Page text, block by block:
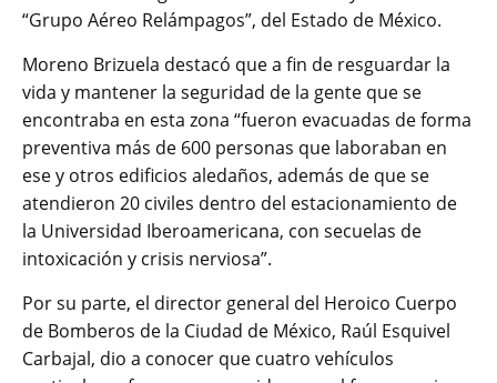
“Grupo Aéreo Relámpagos”, del Estado de México.
Moreno Brizuela destacó que a fin de resguardar la
vida y mantener la seguridad de la gente que se
encontraba en esta zona “fueron evacuadas de forma
preventiva más de 600 personas que laboraban en
ese y otros edificios aledaños, además de que se
atendieron 20 civiles dentro del estacionamiento de
la Universidad Iberoamericana, con secuelas de
intoxicación y crisis nerviosa”.
Por su parte, el director general del Heroico Cuerpo
de Bomberos de la Ciudad de México, Raúl Esquivel
Carbajal, dio a conocer que cuatro vehículos